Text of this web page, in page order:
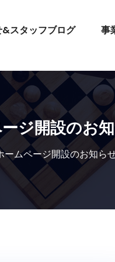
&スタッフブログ 事
ジ開設のお
ームページ開設のお知ら